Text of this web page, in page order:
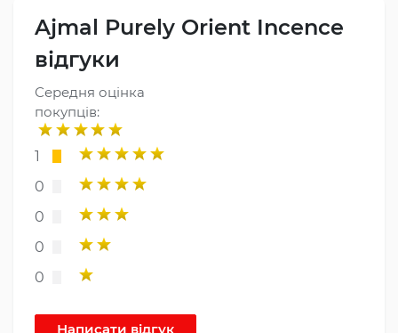
Ajmal Purely Orient Incence
відгуки
Середня оцінка
покупців:
1
0
0
0
0